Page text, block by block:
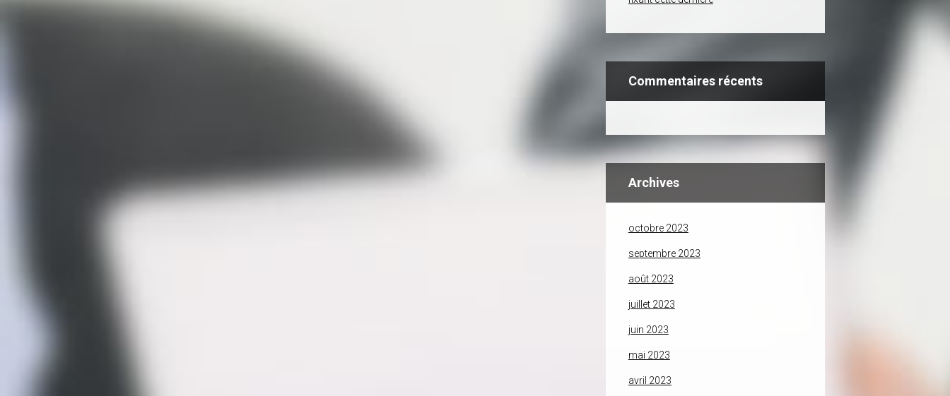
Commentaires récents
Archives
octobre 2023
septembre 2023
août 2023
juillet 2023
juin 2023
mai 2023
avril 2023